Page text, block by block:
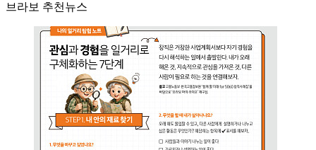
브라보 추천뉴스